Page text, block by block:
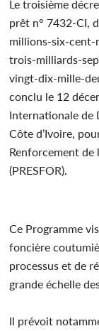
Le troisième
prêt n° 7432-CI,
millions-six-cent-
trois-milliards-
vingt-dix-mille-
conclu le 12
Internationale de
Côte d’Ivoire,
Renforcement de
(PRESFOR).
Ce Programme
foncière
processus et de
grande échelle
Il prévoit